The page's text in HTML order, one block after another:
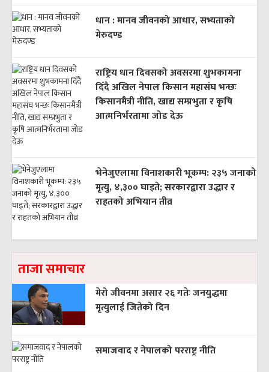
धान : मानव जीवनको आधार, सभ्यताको
मेरुदण्ड
राष्ट्रिय धान दिवसको अवसरमा शुभकामना
दिँदै अखिल नेपाल किसान महासंघ भन्छः
किसानमैत्री नीति, खाद्य सम्प्रभुता र कृषि
आत्मनिर्भरतामा जोड देऊ
भेनेजुएलामा विनाशकारी भूकम्प: २३५ जनाको
मृत्यु, ४,३०० घाइते; सरकारद्वारा उद्धार र
राहतको अभियान तीव्र
ताजा समाचार
मेरो जीवनमा असार २६ गतेः जनयुद्धमा
मृत्युलाई जितेको दिन
समाजवाद र नेपालको परराष्ट्र नीति